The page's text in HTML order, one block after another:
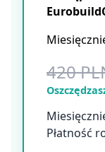
420
Płatność